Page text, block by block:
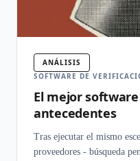
ANÁLISIS
SOFTWARE DE
El mejor
antecedentes
Tras ejecutar el mismo
proveedores - búsqueda